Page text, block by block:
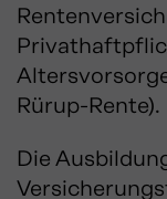
Rürup-Rente).
Die